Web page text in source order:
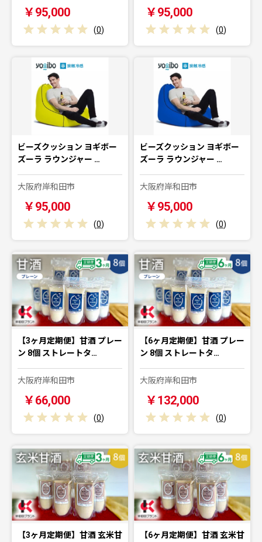
￥95,000
(0)
￥95,000
(0)
ビーズクッション ヨギボー
ズーラ ラウンジャー …
大阪府岸和田市
￥95,000
(0)
ビーズクッション ヨギボー
ズーラ ラウンジャー …
大阪府岸和田市
￥95,000
(0)
【3ヶ月定期便】甘酒 プレー
ン 8個 ストレートタ…
大阪府岸和田市
￥66,000
(0)
【6ヶ月定期便】甘酒 プレー
ン 8個 ストレートタ…
大阪府岸和田市
￥132,000
(0)
【3ヶ月定期便】甘酒 玄米甘
【6ヶ月定期便】甘酒 玄米甘